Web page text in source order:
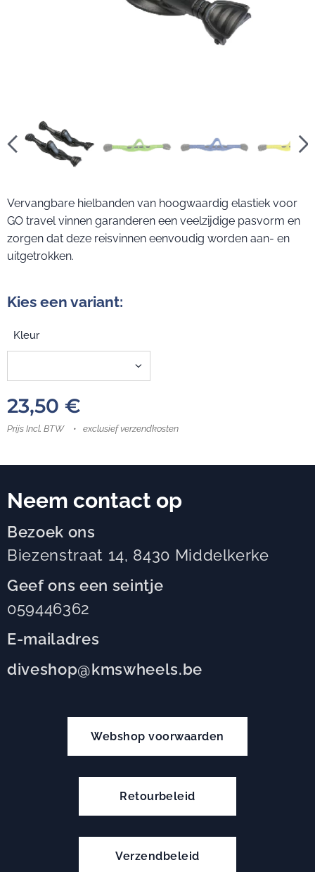
Vervangbare hielbanden van hoogwaardig elastiek voor
GO travel vinnen garanderen een veelzijdige pasvorm en
zorgen dat deze reisvinnen eenvoudig worden aan- en
uitgetrokken.
Kies een variant:
Kleur
23,50 €
Prijs Incl. BTW exclusief verzendkosten
Neem contact op
Bezoek ons
Biezenstraat 14, 8430 Middelkerke
Geef ons een seintje
059446362
E-mailadres
diveshop@kmswheels.be
Webshop voorwaarden
Retourbeleid
Verzendbeleid